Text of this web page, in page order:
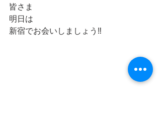
皆さま
明日は
新宿でお会いしましょう‼️